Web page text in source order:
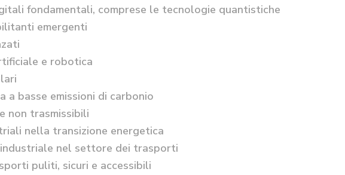
fondamentali, comprese le tecnologie quantistiche
emergenti
e robotica
a basse emissioni di carbonio
non trasmissibili
nella transizione energetica
nel settore dei trasporti
puliti, sicuri e accessibili